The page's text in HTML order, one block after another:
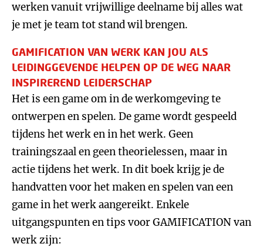
werken vanuit vrijwillige deelname bij alles wat
je met je team tot stand wil brengen.
GAMIFICATION VAN WERK KAN JOU ALS
LEIDINGGEVENDE HELPEN OP DE WEG NAAR
INSPIREREND LEIDERSCHAP
Het is een game om in de werkomgeving te
ontwerpen en spelen. De game wordt gespeeld
tijdens het werk en in het werk. Geen
trainingszaal en geen theorielessen, maar in
actie tijdens het werk. In dit boek krijg je de
handvatten voor het maken en spelen van een
game in het werk aangereikt. Enkele
uitgangspunten en tips voor GAMIFICATION van
werk zijn: